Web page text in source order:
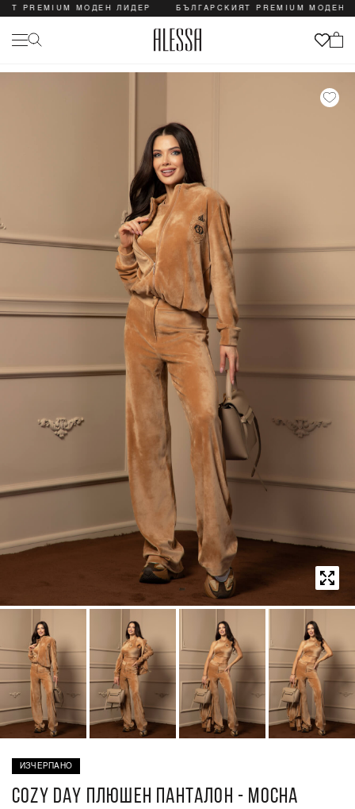
МОДЕН ЛИДЕР БЪЛГАРСКИЯТ PREMIUM МОДЕН
ИЗЧЕРПАНО
COZY DAY ПЛЮШЕН ПАНТАЛОН - MOCHA